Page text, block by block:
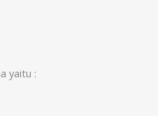
yaitu :